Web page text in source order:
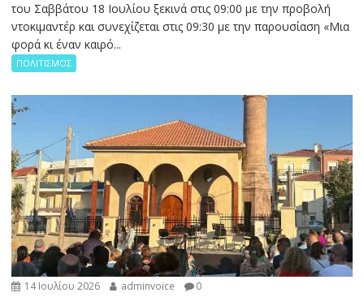
του Σαββάτου 18 Ιουλίου ξεκινά στις 09:00 με την προβολή
ντοκιμαντέρ και συνεχίζεται στις 09:30 με την παρουσίαση «Μια
φορά κι έναν καιρό...
ΠΟΛΙΤΙΣΜΟΣ
14 Ιουλίου 2026 adminvoice 0